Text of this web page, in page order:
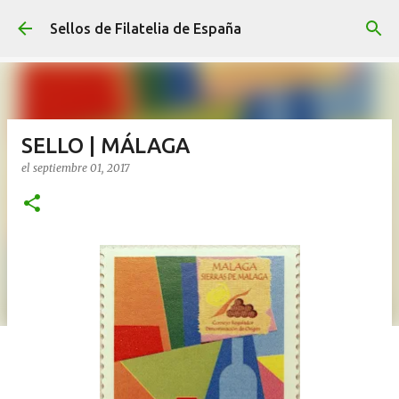
Ir al contenido principal
Sellos de Filatelia de España
SELLO | MÁLAGA
el septiembre 01, 2017